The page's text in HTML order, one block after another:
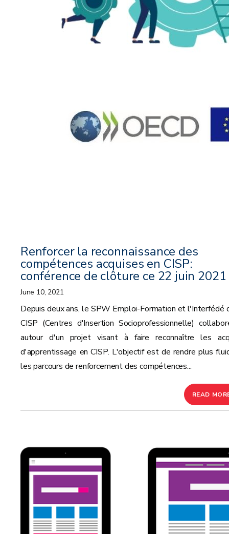
Renforcer la reconnaissance des
compétences acquises en CISP:
conférence de clôture ce 22 juin 2021
June 10, 2021
Depuis deux ans, le SPW Emploi-Formation et l'Interfédé
CISP (Centres d'Insertion Socioprofessionnelle)
autour d'un projet visant à faire reconnaître les
d'apprentissage en CISP. L'objectif est de rendre plus
les parcours de renforcement des compétences...
READ